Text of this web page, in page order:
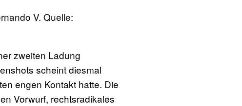
V. Quelle:
zweiten Ladung
scheint diesmal
engen Kontakt hatte. Die
Vorwurf, rechtsradikales